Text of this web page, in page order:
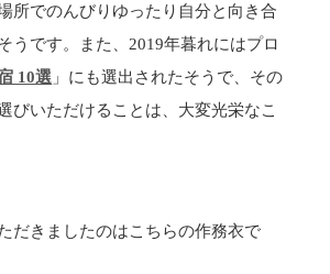
所でのんびりゆったり自分と向き合
うです。また、2019年暮れにはプロ
10選 」にも選出されたそうで、その
びいただけることは、大変光栄なこ
だきましたのはこちらの作務衣で